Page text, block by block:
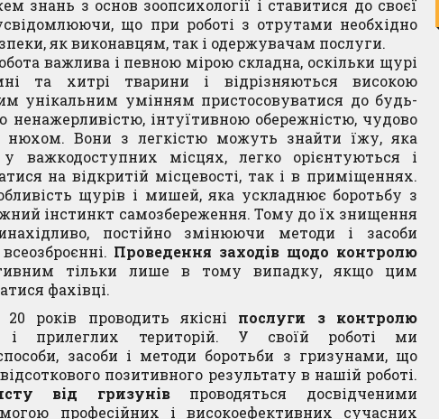
формується
грн
У КОШИК
Професійна пастка Mr. Catch
з екстра сильним феромоном 4
шт.
Читати далі
знань з основ зоопсихології і ставитися до своєї
що при роботі з отрутами необхідно
як виконавцям, так і одержувачам послуги.
важлива і певною мірою складна, оскільки щурі
та хитрі тварини і відрізняються високою
унікальним умінням пристосовуватися до будь-
інтуїтивною обережністю, чудово
нюхом. Вони з легкістю можуть знайти їжу, яка
важкодоступних місцях, легко орієнтуються і
на відкритій місцевості, так і в приміщеннях.
щурів і мишей, яка ускладнює боротьбу з
інстинкт самозбереження. Тому до їх знищення
постійно змінюючи методи і засоби
Проведення заходів щодо контролю
тільки лише в тому випадку, якщо цим
фахівці.
років проводить якісні послуги з контролю
прилеглих територій. У своїй роботі ми
засоби і методи боротьби з гризунами, що
позитивного результату в нашій роботі.
від гризунівпроводяться досвідченими
професійних і високоефективних сучасних